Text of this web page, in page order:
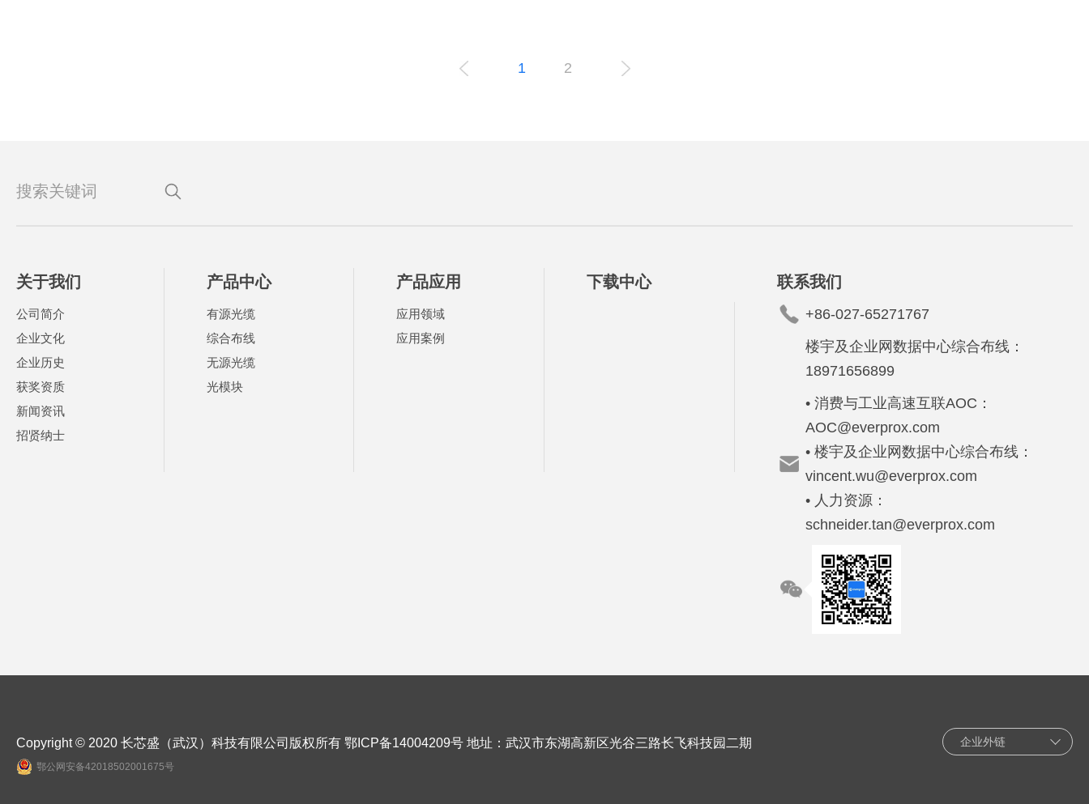
1 2
关于我们
公司简介
企业文化
企业历史
获奖资质
新闻资讯
招贤纳士
产品中心
有源光缆
综合布线
无源光缆
光模块
产品应用
应用领域
应用案例
下载中心 联系我们
+86-027-65271767
楼宇及企业网数据中心综合布线：
18971656899
• 消费与工业高速互联AOC：
AOC@everprox.com
• 楼宇及企业网数据中心综合布线：
vincent.wu@everprox.com
• 人力资源：
schneider.tan@everprox.com
企业外链
Copyright © 2020 长芯盛（武汉）科技有限公司版权所有 鄂ICP备14004209号 地址：武汉市东湖高新区光谷三路长飞科技园二期
鄂公网安备42018502001675号